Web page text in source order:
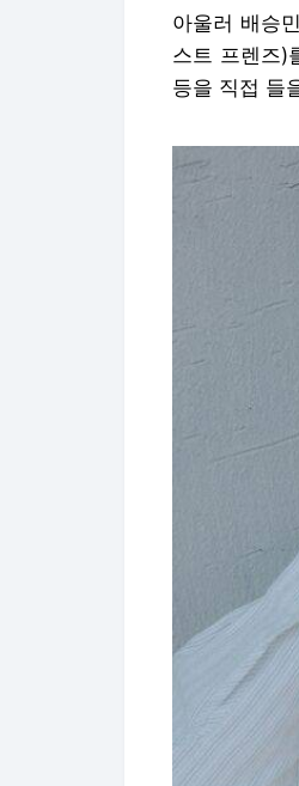
아울러 배승
스트 프렌즈)
등을 직접 들